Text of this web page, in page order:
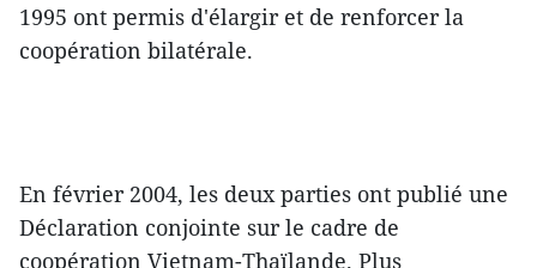
1995 ont permis d'élargir et de renforcer la
coopération bilatérale.
En février 2004, les deux parties ont publié une
Déclaration conjointe sur le cadre de
coopération Vietnam-Thaïlande. Plus